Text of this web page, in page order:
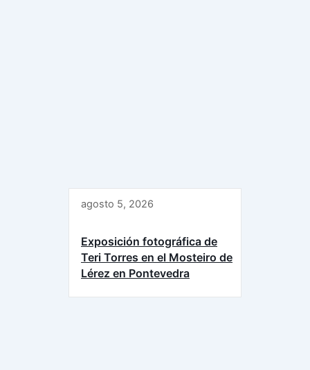
agosto 5, 2026
Exposición fotográfica de
Teri Torres en el Mosteiro de
Lérez en Pontevedra